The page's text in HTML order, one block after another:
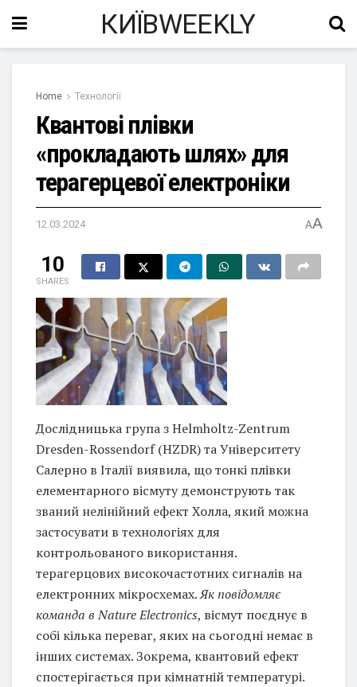
КИЇВWEEKLY
Home Технології
Квантові плівки
«прокладають шлях» для
терагерцевої електроніки
12.03.2024 AA
10
SHARES
Дослідницька група з Helmholtz-Zentrum
Dresden-Rossendorf (HZDR) та Університету
Салерно в Італії виявила, що тонкі плівки
елементарного вісмуту демонструють так
званий нелінійний ефект Холла, який можна
застосувати в технологіях для
контрольованого використання.
терагерцових високочастотних сигналів на
електронних мікросхемах.Як повідомляє
команда в Nature Electronics, вісмут поєднує в
собі кілька переваг, яких на сьогодні немає в
інших системах. Зокрема, квантовий ефект
спостерігається при кімнатній температурі.